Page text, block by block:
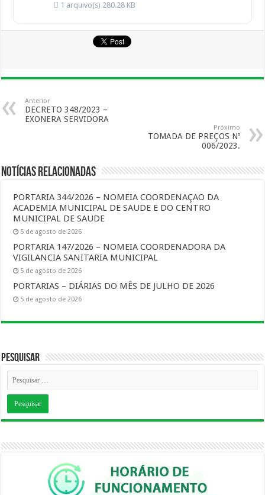
1 arquivo(s) 280.28 KB
Anterior
DECRETO 348/2023 –
EXONERA SERVIDORA
Próximo
TOMADA DE PREÇOS Nº
006/2023.
Notícias Relacionadas
PORTARIA 344/2026 – NOMEIA COORDENAÇAO DA
ACADEMIA MUNICIPAL DE SAUDE E DO CENTRO
MUNICIPAL DE SAUDE
5 de agosto de 2026
PORTARIA 147/2026 – NOMEIA COORDENADORA DA
VIGILANCIA SANITARIA MUNICIPAL
5 de agosto de 2026
PORTARIAS – DIÁRIAS DO MÊS DE JULHO DE 2026
5 de agosto de 2026
Pesquisar